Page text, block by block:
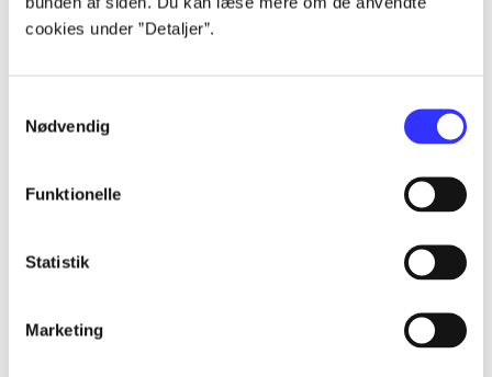
cookies under ”Detaljer”.
Nødvendig
Funktionelle
Statistik
Marketing